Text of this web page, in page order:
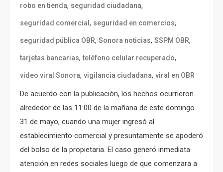
robo en tienda, seguridad ciudadana,
seguridad comercial , seguridad en comercios,
seguridad pública OBR, Sonora noticias, SSPM OBR,
tarjetas bancarias,teléfono celular recuperado,
video viral Sonora, vigilancia ciudadana, viral en OBR
De acuerdo con la publicación, los hechos ocurrieron
alrededor de las 11:00 de la mañana de este domingo
31 de mayo, cuando una mujer ingresó al
establecimiento comercial y presuntamente se apoderó
del bolso de la propietaria. El caso generó inmediata
atención en redes sociales luego de que comenzara a